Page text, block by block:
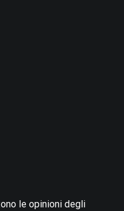
le opinioni degli